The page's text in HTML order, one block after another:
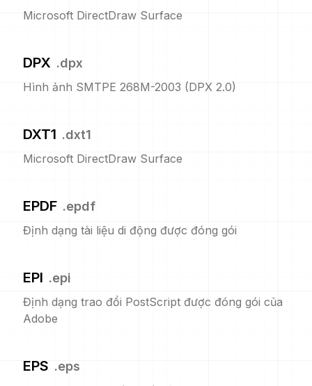
Microsoft DirectDraw Surface
DPX .dpx
Hình ảnh SMTPE 268M-2003 (DPX 2.0)
DXT1 .dxt1
Microsoft DirectDraw Surface
EPDF .epdf
Định dạng tài liệu di động được đóng gói
EPI .epi
Định dạng trao đổi PostScript được đóng gói của
Adobe
EPS .eps